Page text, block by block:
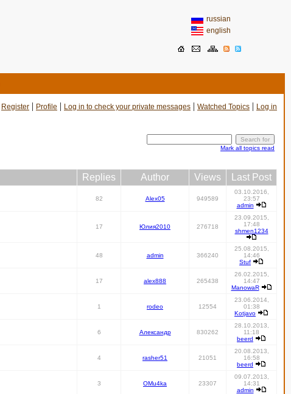
russian
english
Register | Profile | Log in to check your private messages | Watched Topics | Log in
Mark all topics read
Replies Author Views Last Post
82 Alex05 949589
03.10.2016,
23:57
admin
17 Юлия2010 276718
23.09.2015,
17:48
shmen1234
48 admin 366240
25.08.2015,
14:46
Stuf
17 alex888 265438
26.02.2015,
14:47
ManowaR
1 rodeo 12554
23.06.2014,
01:38
Kotjavo
6 Александр 830262
28.10.2013,
11:18
beerd
4 rasher51 21051
20.08.2013,
16:58
beerd
3 OMu4ka 23307
09.07.2013,
14:31
admin